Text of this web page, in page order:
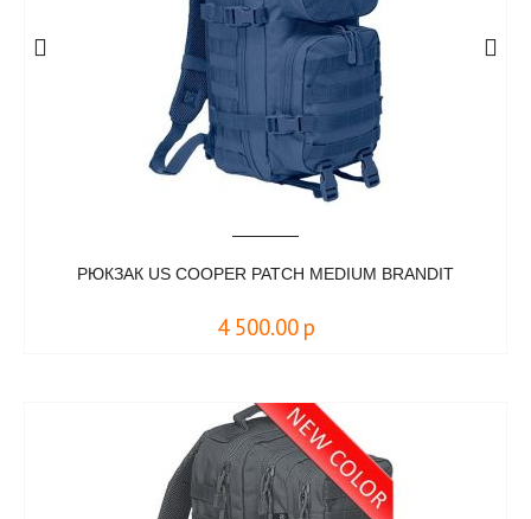
РЮКЗАК US COOPER PATCH MEDIUM BRANDIT
4 500.00 р